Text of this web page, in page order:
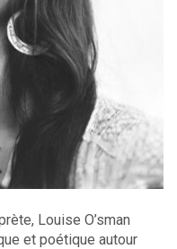
Louise O’sman
et poétique autour